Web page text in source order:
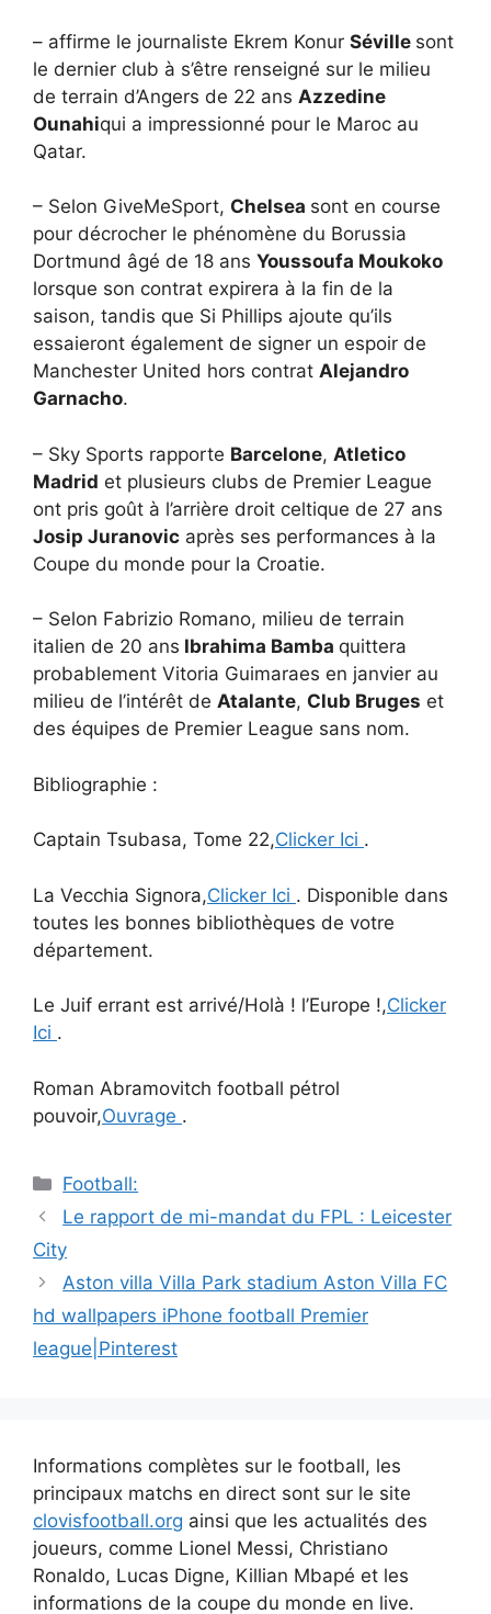
– affirme le journaliste Ekrem Konur Séville sont
le dernier club à s’être renseigné sur le milieu
de terrain d’Angers de 22 ans Azzedine
Ounahiqui a impressionné pour le Maroc au
Qatar.
– Selon GiveMeSport, Chelsea sont en course
pour décrocher le phénomène du Borussia
Dortmund âgé de 18 ans Youssoufa Moukoko
lorsque son contrat expirera à la fin de la
saison, tandis que Si Phillips ajoute qu’ils
essaieront également de signer un espoir de
Manchester United hors contrat Alejandro
Garnacho.
– Sky Sports rapporte Barcelone, Atletico
Madrid et plusieurs clubs de Premier League
ont pris goût à l’arrière droit celtique de 27 ans
Josip Juranovic après ses performances à la
Coupe du monde pour la Croatie.
– Selon Fabrizio Romano, milieu de terrain
italien de 20 ans Ibrahima Bamba quittera
probablement Vitoria Guimaraes en janvier au
milieu de l’intérêt de Atalante, Club Bruges et
des équipes de Premier League sans nom.
Bibliographie :
Captain Tsubasa, Tome 22,Clicker Ici .
La Vecchia Signora,Clicker Ici . Disponible dans
toutes les bonnes bibliothèques de votre
département.
Le Juif errant est arrivé/Holà ! l’Europe !,Clicker
Ici .
Roman Abramovitch football pétrol
pouvoir,Ouvrage .
Catégories
Football:
Navigation
des
articles
Le rapport de mi-mandat du FPL : Leicester
City
Aston villa Villa Park stadium Aston Villa FC
hd wallpapers iPhone football Premier
league|Pinterest
Informations complètes sur le football, les
principaux matchs en direct sont sur le site
clovisfootball.org ainsi que les actualités des
joueurs, comme Lionel Messi, Christiano
Ronaldo, Lucas Digne, Killian Mbapé et les
informations de la coupe du monde en live.